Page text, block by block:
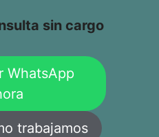
sin cargo
WhatsApp
trabajamos